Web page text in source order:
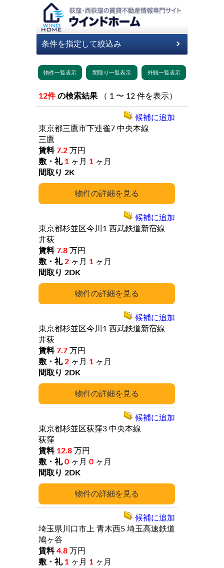
12件 の検索結果 （ 1 〜 12 件を表示）
詳細
東京都三鷹市下連雀7 中央本線
三鷹
7.2 万円
1 ヶ月 1 ヶ月
2K
候補に追加
詳細
東京都杉並区今川1 西武鉄道新宿線
井荻
7.8 万円
2 ヶ月 1 ヶ月
2DK
候補に追加
詳細
東京都杉並区今川1 西武鉄道新宿線
井荻
7.7 万円
2 ヶ月 1 ヶ月
2DK
候補に追加
詳細
東京都杉並区荻窪3 中央本線
荻窪
12.8 万円
0 ヶ月 0 ヶ月
2DK
候補に追加
埼玉県川口市上 青木西5 埼玉高速鉄道
鳩ヶ谷
4.8 万円
1 ヶ月 1 ヶ月
候補に追加